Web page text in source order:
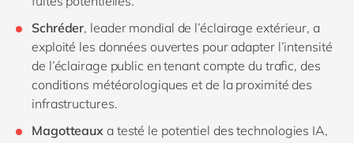
Schréder, leader mondial de l’éclairage extérieur, a
exploité les données ouvertes pour adapter l’intensité
de l’éclairage public en tenant compte du trafic, des
conditions météorologiques et de la proximité des
infrastructures.
Magotteaux a testé le potentiel des technologies IA,